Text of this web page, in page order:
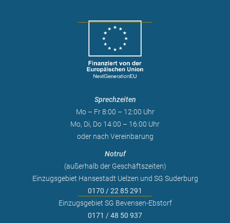
Sprechzeiten
Mo – Fr 8:00 – 12:00 Uhr
Mo, Di, Do 14:00 – 16:00 Uhr
oder nach Vereinbarung
Notruf
(außerhalb der Geschäftszeiten)
Einzugsgebiet Hansestadt Uelzen und SG Suderburg
0170 / 22 85 291
Einzugsgebiet SG Bevensen-Ebstorf
0171 / 48 50 937